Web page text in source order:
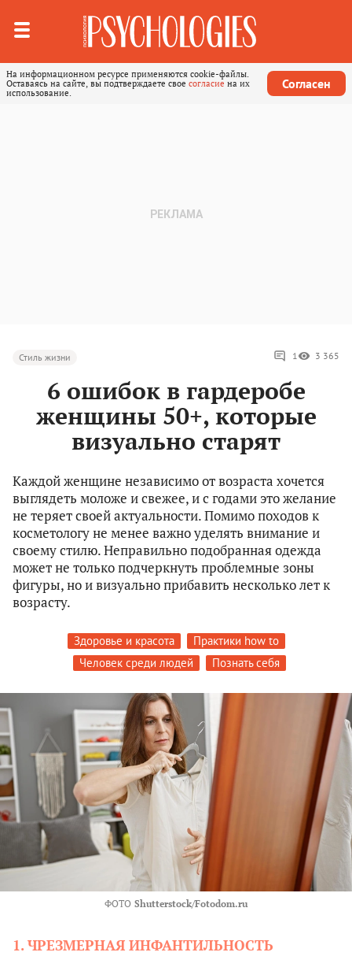
На информационном ресурсе применяются cookie-файлы.
Оставаясь на сайте, вы подтверждаете свое согласие на их
использование.
Согласен
Стиль жизни 1 3 365
6 ошибок в гардеробе
женщины 50+, которые
визуально старят
Каждой женщине независимо от возраста хочется
выглядеть моложе и свежее, и с годами это желание
не теряет своей актуальности. Помимо походов к
косметологу не менее важно уделять внимание и
своему стилю. Неправильно подобранная одежда
может не только подчеркнуть проблемные зоны
фигуры, но и визуально прибавить несколько лет к
возрасту.
Здоровье и красота
Практики how to
Человек среди людей
Познать себя
ФОТО Shutterstock/Fotodom.ru
1. ЧРЕЗМЕРНАЯ ИНФАНТИЛЬНОСТЬ